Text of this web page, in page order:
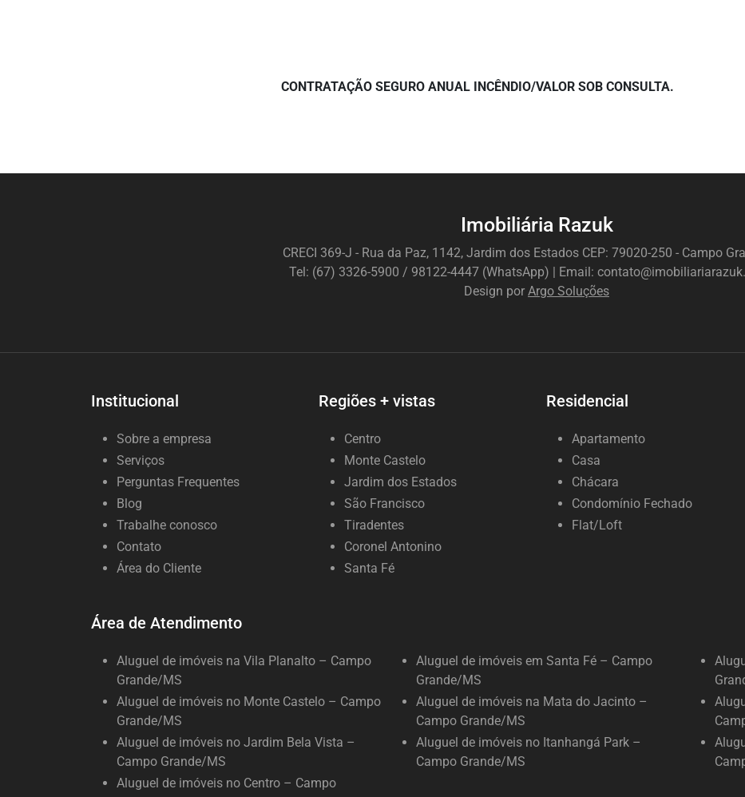
CONTRATAÇÃO SEGURO ANUAL INCÊNDIO/VALOR SOB CONSULTA.
Imobiliária Razuk
CRECI 369-J - Rua da Paz, 1142, Jardim dos Estados CEP: 79020-250 - Campo
Tel: (67) 3326-5900 / 98122-4447 (WhatsApp) | Email:
Design por Argo Soluções
Institucional
Sobre a empresa
Serviços
Perguntas Frequentes
Blog
Trabalhe conosco
Contato
Área do Cliente
Regiões + vistas
Centro
Monte Castelo
Jardim dos Estados
São Francisco
Tiradentes
Coronel Antonino
Santa Fé
Residencial
Apartamento
Casa
Chácara
Condomínio Fechado
Flat/Loft
Área de Atendimento
Aluguel de imóveis na Vila Planalto – Campo
Grande/MS
Aluguel de imóveis em Santa Fé – Campo
Grande/MS
Aluguel de imóveis no Monte Castelo – Campo
Grande/MS
Aluguel de imóveis na Mata do Jacinto –
Campo Grande/MS
Aluguel de imóveis no Jardim Bela Vista –
Campo Grande/MS
Aluguel de imóveis no Itanhangá Park –
Campo Grande/MS
Aluguel de imóveis no Centro – Campo